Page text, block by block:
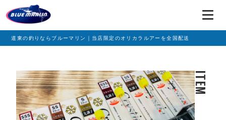
道東の釣りならブルーマリン｜当店限定のオリカラルアーを全国配送
ITEM